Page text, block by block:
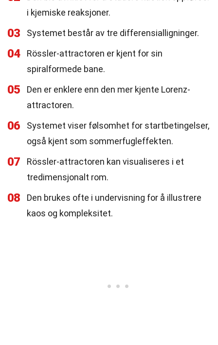
i kjemiske reaksjoner.
03 Systemet består av tre differensialligninger.
04
Rössler-attractoren er kjent for sin
spiralformede bane.
05
Den er enklere enn den mer kjente Lorenz-
attractoren.
06
Systemet viser følsomhet for startbetingelser,
også kjent som sommerfugleffekten.
07
Rössler-attractoren kan visualiseres i et
tredimensjonalt rom.
08
Den brukes ofte i undervisning for å illustrere
kaos og kompleksitet.